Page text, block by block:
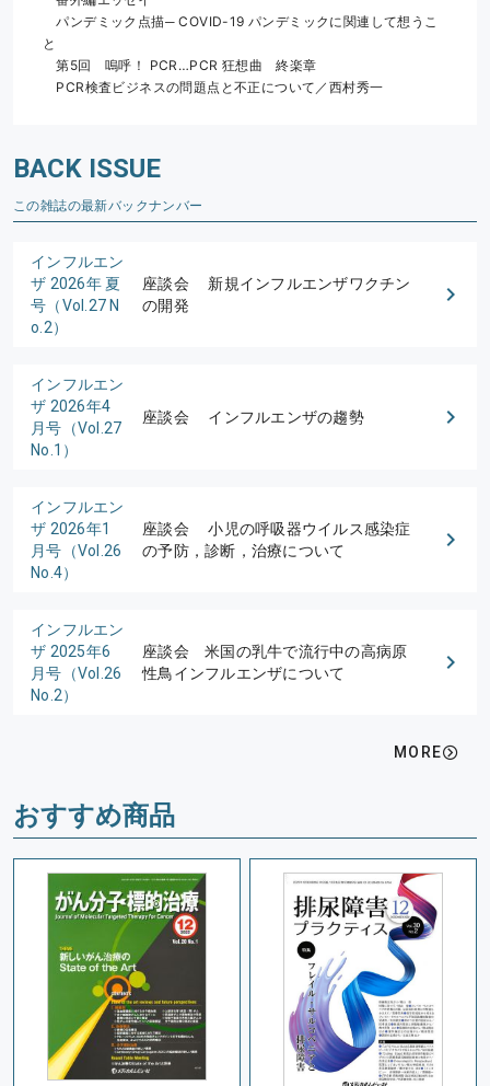
パンデミック点描─ COVID-19 パンデミックに関連して想うこ
と
第5回　嗚呼！ PCR…PCR 狂想曲　終楽章
PCR検査ビジネスの問題点と不正について／西村秀一
BACK ISSUE
この雑誌の最新バックナンバー
インフルエン
ザ 2026年 夏
号（Vol.27 N
o.2）
座談会 新規インフルエンザワクチン
の開発
インフルエン
ザ 2026年4
月号（Vol.27
No.1）
座談会 インフルエンザの趨勢
インフルエン
ザ 2026年1
月号（Vol.26
No.4）
座談会 小児の呼吸器ウイルス感染症
の予防，診断，治療について
インフルエン
ザ 2025年6
月号（Vol.26
No.2）
座談会 米国の乳牛で流行中の高病原
性鳥インフルエンザについて
MORE
おすすめ商品